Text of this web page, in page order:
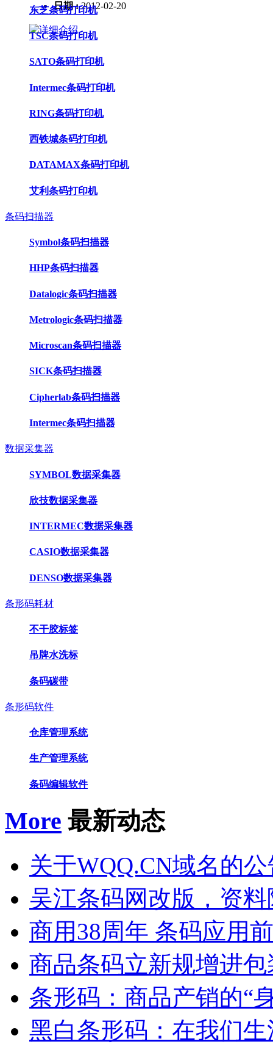
日期 :2012-02-20
东芝条码打印机
TSC条码打印机
SATO条码打印机
Intermec条码打印机
RING条码打印机
西铁城条码打印机
DATAMAX条码打印机
艾利条码打印机
条码扫描器
Symbol条码扫描器
HHP条码扫描器
Datalogic条码扫描器
Metrologic条码扫描器
Microscan条码扫描器
SICK条码扫描器
Cipherlab条码扫描器
Intermec条码扫描器
数据采集器
SYMBOL数据采集器
欣技数据采集器
INTERMEC数据采集器
CASIO数据采集器
DENSO数据采集器
条形码耗材
不干胶标签
吊牌水洗标
条码碳带
条形码软件
仓库管理系统
生产管理系统
条码编辑软件
More 最新动态
关于WQQ.CN域名的
吴江条码网改版，资
商用38周年 条码应用
商品条码立新规增进
条形码：商品产销的“
黑白条形码：在我们